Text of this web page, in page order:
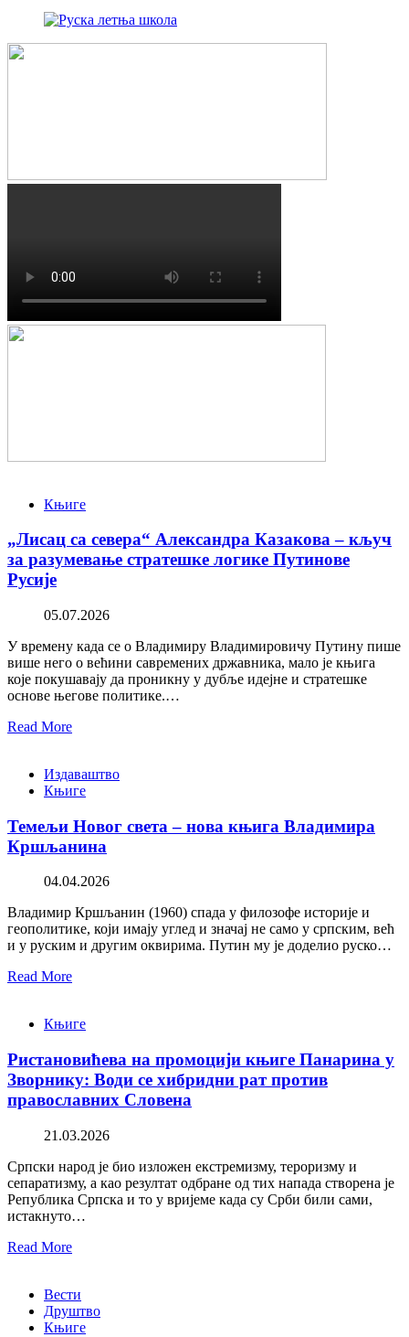
Књиге
„Лисац са севера“ Александра Казакова – кључ
за разумевање стратешке логике Путинове
Русије
05.07.2026
У времену када се о Владимиру Владимировичу Путину пише
више него о већини савремених државника, мало је књига
које покушавају да проникну у дубље идејне и стратешке
основе његове политике.…
Read More
Издаваштво
Књиге
Темељи Новог света – нова књига Владимира
Кршљанина
04.04.2026
Владимир Кршљанин (1960) спада у филозофе историје и
геополитике, који имају углед и значај не само у српским, већ
и у руским и другим оквирима. Путин му је доделио руско…
Read More
Књиге
Ристановићева на промоцији књиге Панарина у
Зворнику: Води се хибридни рат против
православних Словена
21.03.2026
Српски народ је био изложен екстремизму, тероризму и
сепаратизму, а као резултат одбране од тих напада створена је
Република Српска и то у вријеме када су Срби били сами,
истакнуто…
Read More
Вести
Друштво
Књиге